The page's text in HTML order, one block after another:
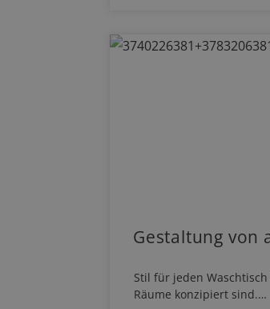
Gestaltung von
Stil für jeden
Räume konzipiert sind.…